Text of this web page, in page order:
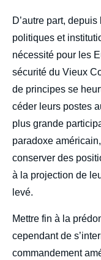
D’autre part,
politiques et
nécessité pour les
sécurité du Vieux
de principes se
céder leurs postes
plus grande
paradoxe
conserver des
à la projection de
levé.
Mettre fin à la
cependant de
commandement